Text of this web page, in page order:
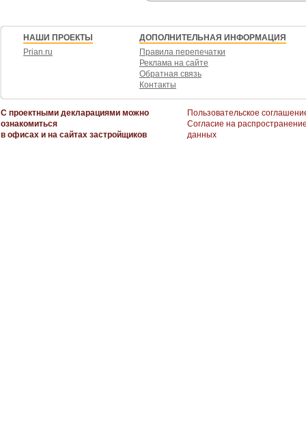
НАШИ ПРОЕКТЫ
Prian.ru
ДОПОЛНИТЕЛЬНАЯ ИНФОРМАЦИЯ
Правила перепечатки
Реклама на сайте
Обратная связь
Контакты
С проектными декларациями можно
ознакомиться
в офисах и на сайтах застройщиков
Пользовательское
Согласие на
данных